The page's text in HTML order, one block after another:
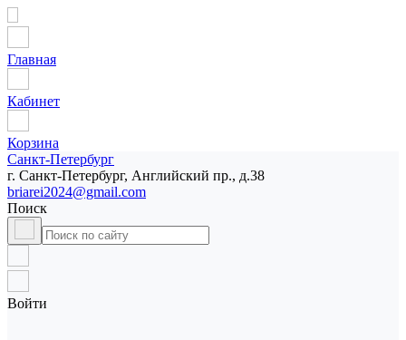
Главная
Кабинет
Корзина
Санкт-Петербург
г. Санкт-Петербург, Английский пр., д.38
briarei2024@gmail.com
Поиск
Войти